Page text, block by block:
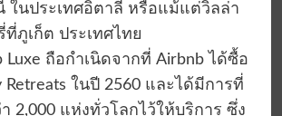
ในประเทศอิตาลี หรือแม้แต่วิลล่า
ที่ภูเก็ต ประเทศไทย
Luxe ถือกำเนิดจากที่ Airbnb ได้ซื้อ
Retreats ในปี 2560 และได้มีการที่
2,000 แห่งทั่วโลกไว้ให้บริการ ซึ่ง